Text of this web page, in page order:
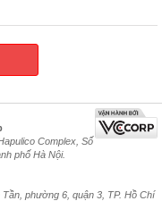
Complex, Số
phố Hà Nội.
phường 6, quận 3, TP. Hồ Chí